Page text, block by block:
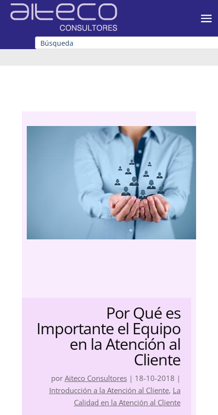
Por Qué es
Importante el Equipo
en la Atención al
Cliente
por Aiteco Consultores| 18-10-2018 |
Introducción a la Atención al Cliente, La
Calidad en la Atención al Cliente